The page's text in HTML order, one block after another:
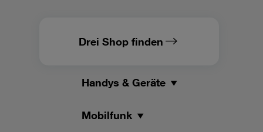
Drei Shop finden
Handys & Geräte
Mobilfunk